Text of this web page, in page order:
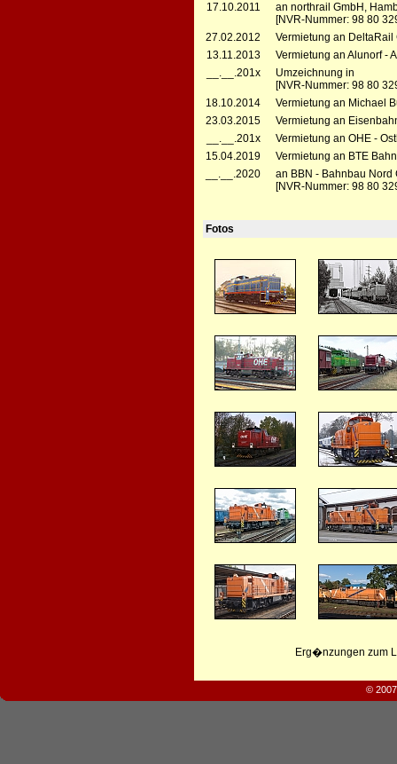
17.10.2011
an northrail GmbH,
[NVR-Nummer: 98 80
27.02.2012
Vermietung an DeltaRail
13.11.2013
Vermietung an Alunorf -
__.__.201x
Umzeichnung in
[NVR-Nummer: 98 80
18.10.2014
Vermietung an Michael
23.03.2015
Vermietung an
__.__.201x
Vermietung an OHE -
15.04.2019
Vermietung an BTE
__.__.2020
an BBN - Bahnbau Nord
[NVR-Nummer: 98 80
Fotos
Erg�nzungen zum
©